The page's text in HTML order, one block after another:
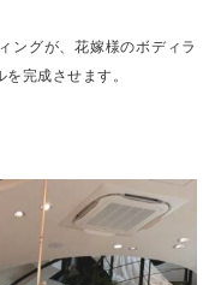
ングが、花嫁様のボディラ
完成させます。